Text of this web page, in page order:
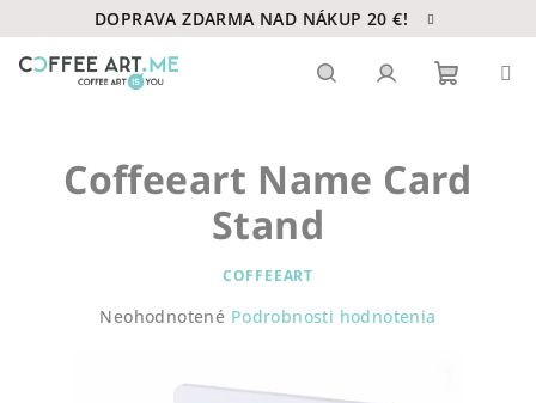
na
obsah
DOPRAVA ZDARMA NAD NÁKUP 20 €!
košík
Coffeeart Name Card
Stand
COFFEEART
Priemerné
Neohodnotené Podrobnosti hodnotenia